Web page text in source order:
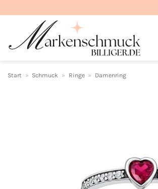
springen
Start » Schmuck » Ringe » Damenring